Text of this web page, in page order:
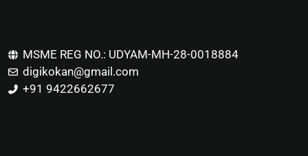
MSME REG NO.: UDYAM-MH-28-0018884
digikokan@gmail.com
+91 9422662677